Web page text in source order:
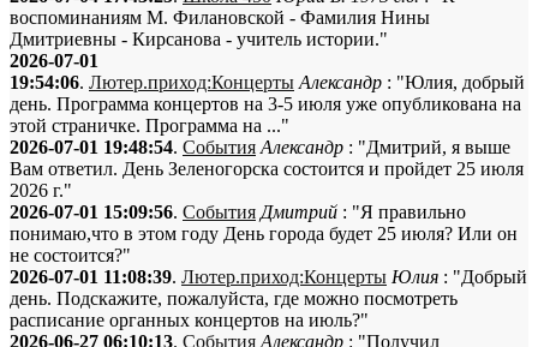
воспоминаниям М. Филановской - Фамилия Нины
Дмитриевны - Кирсанова - учитель истории."
2026-07-01
19:54:06. Лютер.приход:Концерты Александр : "Юлия, добрый
день. Программа концертов на 3-5 июля уже опубликована на
этой страничке. Программа на ..."
2026-07-01 19:48:54. События Александр : "Дмитрий, я выше
Вам ответил. День Зеленогорска состоится и пройдет 25 июля
2026 г."
2026-07-01 15:09:56. События Дмитрий : "Я правильно
понимаю,что в этом году День города будет 25 июля? Или он
не состоится?"
2026-07-01 11:08:39. Лютер.приход:Концерты Юлия : "Добрый
день. Подскажите, пожалуйста, где можно посмотреть
расписание органных концертов на июль?"
2026-06-27 06:10:13. События Александр : "Получил